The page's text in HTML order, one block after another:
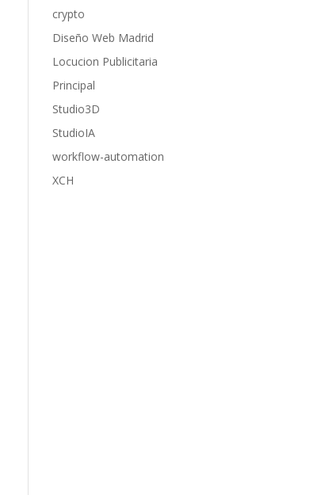
crypto
Diseño Web Madrid
Locucion Publicitaria
Principal
Studio3D
StudioIA
workflow-automation
XCH